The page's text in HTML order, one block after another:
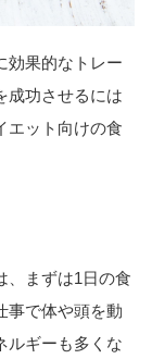
効果的なトレー
成功させるには
エット向けの食
、まずは1日の食
事で体や頭を動
ルギーも多くな